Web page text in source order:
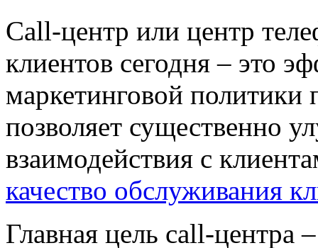
Сall-центр или центр
клиентов сегодня – это
маркетинговой политики
позволяет существенно
взаимодействия с
качество обслуживания
Главная цель сall-центра